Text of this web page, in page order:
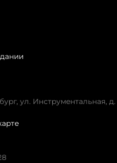
ул. Инструментальная, д.